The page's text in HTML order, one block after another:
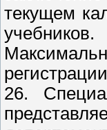
текущем
учебников.
26.